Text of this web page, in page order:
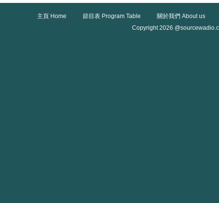
主頁 Home 節目表 Program Table
關於我們 About us
Copyright 2026